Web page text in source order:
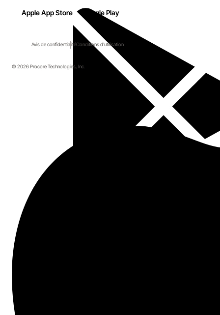
Apple App Store Google Play
Avis de confidentialitéConditions d'utilisation
© 2026 Procore Technologies, Inc.